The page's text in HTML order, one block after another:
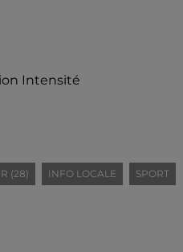
Intensité
(28) INFO LOCALE SPORT